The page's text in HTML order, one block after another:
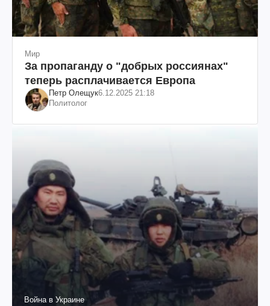
Мир
За пропаганду о "добрых россиянах"
теперь расплачивается Европа
Петр Олещук6.12.2025 21:18
Политолог
Война в Украине